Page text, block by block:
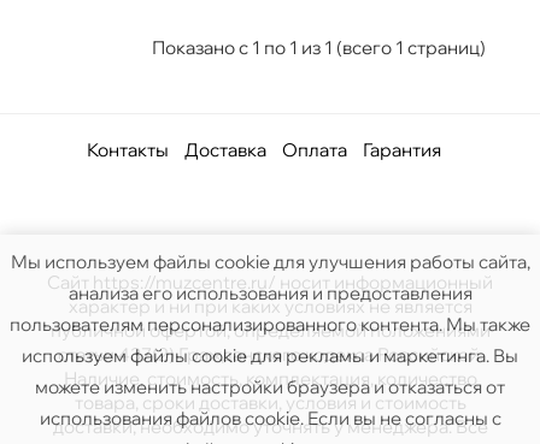
Показано с 1 по 1 из 1 (всего 1 страниц)
Контакты Доставка Оплата Гарантия
Сайт https://muzcentre.ru/ носит информационный
характер и ни при каких условиях не является
публичной офертой, определяемой положениями
статьи 437(2) Гражданского кодекса Российской.
Наличие, стоимость, комплектация, количество
товара, сроки доставки, условия и стоимость
доставки, необходимо уточнять у менеджера. Все
Мы используем файлы cookie для улучшения работы сайта,
анализа его использования и предоставления
пользователям персонализированного контента. Мы также
используем файлы cookie для рекламы и маркетинга. Вы
можете изменить настройки браузера и отказаться от
использования файлов cookie. Если вы не согласны с